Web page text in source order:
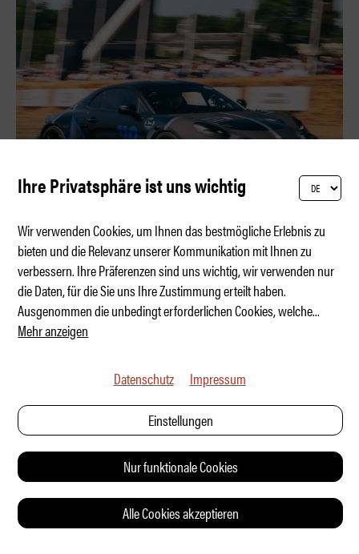
Goodwood: Alpine A110 feiert Premiere
Ihre Privatsphäre ist uns wichtig
Wir verwenden Cookies, um Ihnen das bestmögliche Erlebnis zu
bieten und die Relevanz unserer Kommunikation mit Ihnen zu
verbessern. Ihre Präferenzen sind uns wichtig, wir verwenden nur
die Daten, für die Sie uns Ihre Zustimmung erteilt haben.
Ausgenommen die unbedingt erforderlichen Cookies, welche...
Mehr anzeigen
Datenschutz Impressum
Einstellungen
Nur funktionale Cookies
Alle Cookies akzeptieren